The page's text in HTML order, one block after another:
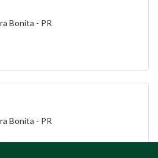
Bonita - PR
Bonita - PR